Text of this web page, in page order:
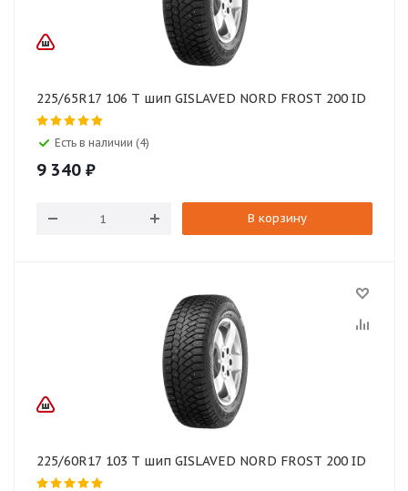
225/65R17 106 T шип GISLAVED NORD FROST 200 ID
Есть в наличии (4)
9 340 ₽
В корзину
225/60R17 103 T шип GISLAVED NORD FROST 200 ID